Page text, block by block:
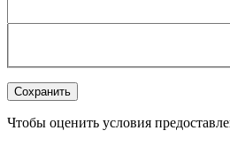
Чтобы оценить условия